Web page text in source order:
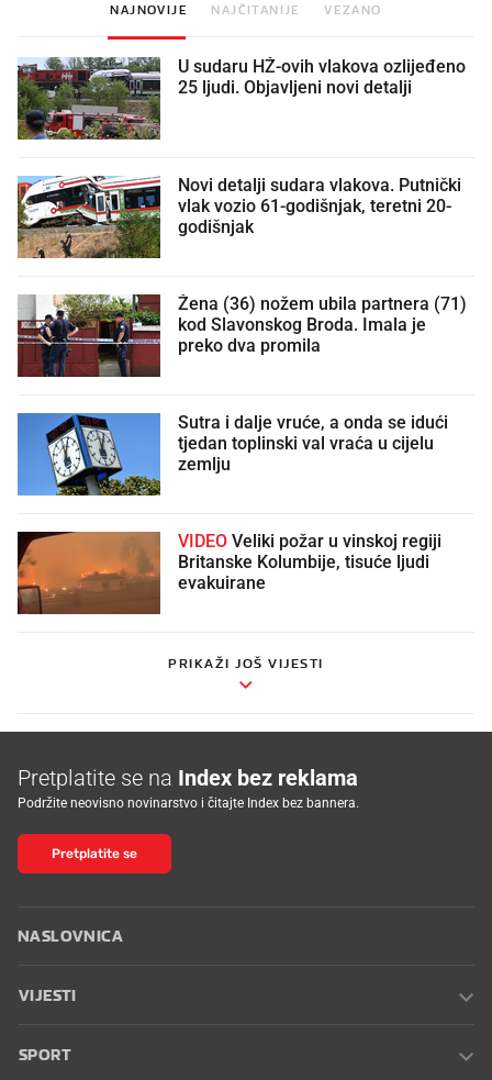
NAJNOVIJE NAJČITANIJE VEZANO
U sudaru HŽ-ovih vlakova ozlijeđeno
25 ljudi. Objavljeni novi detalji
Novi detalji sudara vlakova. Putnički
vlak vozio 61-godišnjak, teretni 20-
godišnjak
Žena (36) nožem ubila partnera (71)
kod Slavonskog Broda. Imala je
preko dva promila
Sutra i dalje vruće, a onda se idući
tjedan toplinski val vraća u cijelu
zemlju
VIDEO
Britanske Kolumbije, tisuće ljudi
evakuirane
PRIKAŽI JOŠ VIJESTI
Pretplatite se na Index bez reklama
Podržite neovisno novinarstvo i čitajte Index bez bannera.
Pretplatite se
NASLOVNICA
VIJESTI
SPORT